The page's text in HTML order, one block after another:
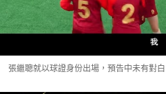
張繼聰就以球證身份出場，預告中未有對